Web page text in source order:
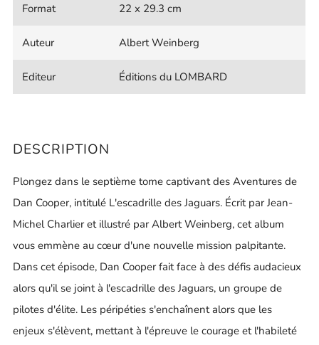
Format 22 x 29.3 cm
Auteur Albert Weinberg
Editeur Éditions du LOMBARD
DESCRIPTION
Plongez dans le septième tome captivant des Aventures de
Dan Cooper, intitulé L'escadrille des Jaguars. Écrit par Jean-
Michel Charlier et illustré par Albert Weinberg, cet album
vous emmène au cœur d'une nouvelle mission palpitante.
Dans cet épisode, Dan Cooper fait face à des défis audacieux
alors qu'il se joint à l'escadrille des Jaguars, un groupe de
pilotes d'élite. Les péripéties s'enchaînent alors que les
enjeux s'élèvent, mettant à l'épreuve le courage et l'habileté